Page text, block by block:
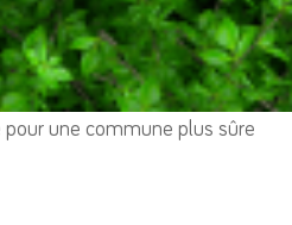
pour une commune plus sûre